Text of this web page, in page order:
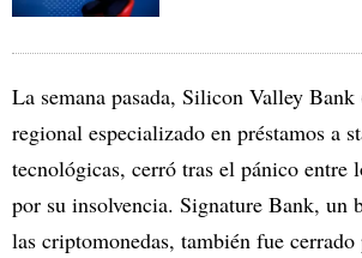
La semana pasada, Silicon Valley
regional especializado en préstamos a
tecnológicas, cerró tras el pánico entre
por su insolvencia. Signature Bank, un
las criptomonedas, también fue